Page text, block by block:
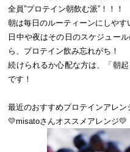
全員”プロテイン朝飲む派”！！！
朝は毎日のルーティーンにしやす
日中や夜はその日のスケジュー
ら、プロテイン飲み忘れがち！
続けられるか心配な方は、「朝
です！
最近のおすすめプロテインアレ
💛misatoさんオススメアレンジ💛